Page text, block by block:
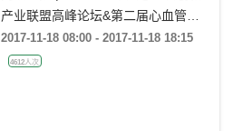
产业联盟高峰论坛&第二届心血管创
新大赛
2017-11-18 08:00 - 2017-11-18 18:15
4612人次